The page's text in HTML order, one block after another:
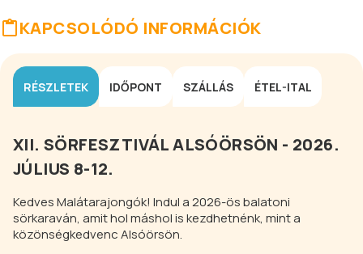
KAPCSOLÓDÓ INFORMÁCIÓK
RÉSZLETEK IDŐPONT SZÁLLÁS ÉTEL-ITAL
XII. SÖRFESZTIVÁL ALSÓÖRSÖN - 2026.
JÚLIUS 8-12.
Kedves Malátarajongók! Indul a 2026-ös balatoni
sörkaraván, amit hol máshol is kezdhetnénk, mint a
közönségkedvenc Alsóörsön.